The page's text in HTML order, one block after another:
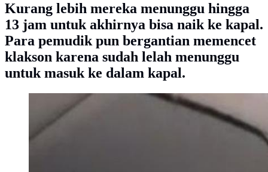
Kurang lebih mereka menunggu hingga
13 jam untuk akhirnya bisa naik ke kapal.
Para pemudik pun bergantian memencet
klakson karena sudah lelah menunggu
untuk masuk ke dalam kapal.